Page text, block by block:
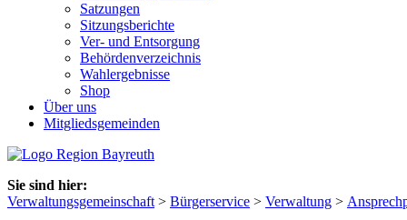
Satzungen
Sitzungsberichte
Ver- und Entsorgung
Behördenverzeichnis
Wahlergebnisse
Shop
Über uns
Mitgliedsgemeinden
Sie sind hier:
Verwaltungsgemeinschaft > Bürgerservice > Verwaltung >